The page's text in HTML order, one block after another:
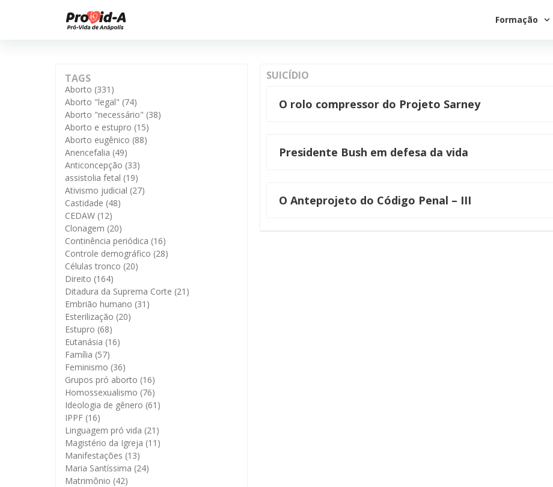
Formação
TAGS
Aborto (331)
Aborto "legal" (74)
Aborto "necessário" (38)
Aborto e estupro (15)
Aborto eugênico (88)
Anencefalia (49)
Anticoncepção (33)
assistolia fetal (19)
Ativismo judicial (27)
Castidade (48)
CEDAW (12)
Clonagem (20)
Continência periódica (16)
Controle demográfico (28)
Células tronco (20)
Direito (164)
Ditadura da Suprema Corte (21)
Embrião humano (31)
Esterilização (20)
Estupro (68)
Eutanásia (16)
Família (57)
Feminismo (36)
Grupos pró aborto (16)
Homossexualismo (76)
Ideologia de gênero (61)
IPPF (16)
Linguagem pró vida (21)
Magistério da Igreja (11)
Manifestações (13)
Maria Santíssima (24)
Matrimônio (42)
SUICÍDIO
O rolo compressor do Projeto Sarney
Presidente Bush em defesa da vida
O Anteprojeto do Código Penal – III